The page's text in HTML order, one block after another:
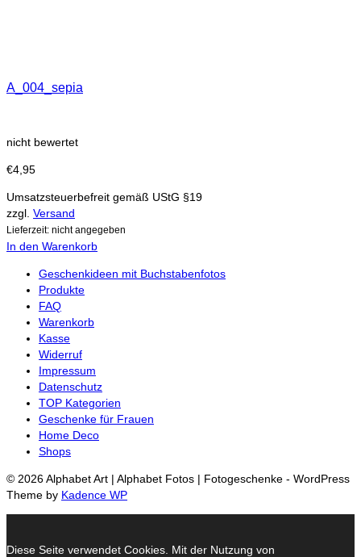
A_004_sepia
nicht bewertet
€4,95
Umsatzsteuerbefreit gemäß UStG §19
zzgl. Versand
Lieferzeit: nicht angegeben
In den Warenkorb
Geschenkideen mit Buchstabenfotos
Produkte
FAQ
Warenkorb
Kasse
Widerruf
Impressum
Datenschutz
TOP Kategorien
Geschenke für Frauen
Home Deco
Shops
© 2026 Alphabet Art | Alphabet Fotos | Fotogeschenke - WordPress
Theme by Kadence WP
Diese Seite verwendet Cookies. Mit der Nutzung von